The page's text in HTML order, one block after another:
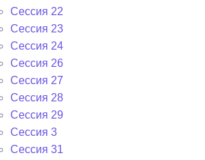
Сессия 22
Сессия 23
Сессия 24
Сессия 26
Сессия 27
Сессия 28
Сессия 29
Сессия 3
Сессия 31